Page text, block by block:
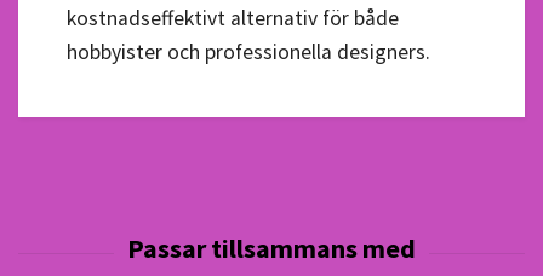
kostnadseffektivt alternativ för både
hobbyister och professionella designers.